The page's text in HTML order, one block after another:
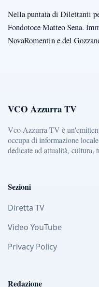
Nella puntata di Dilettanti
Fondotoce Matteo Sena.
NovaRomentin e del
VCO Azzurra TV
Vco Azzurra TV è
occupa di informazione
dedicate ad attualità, cultura,
Sezioni
Diretta TV
Video YouTube
Privacy Policy
Redazione